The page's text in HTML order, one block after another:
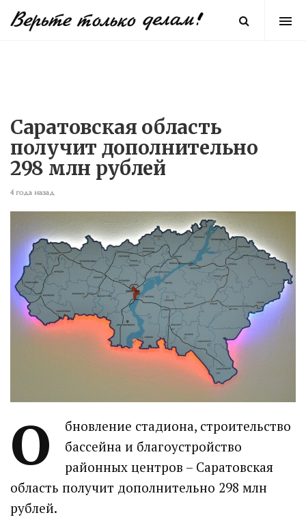
Саратовская область
получит дополнительно
298 млн рублей
4 года назад
О
бновление стадиона, строительство
бассейна и благоустройство
районных центров – Саратовская
область получит дополнительно 298 млн
рублей.